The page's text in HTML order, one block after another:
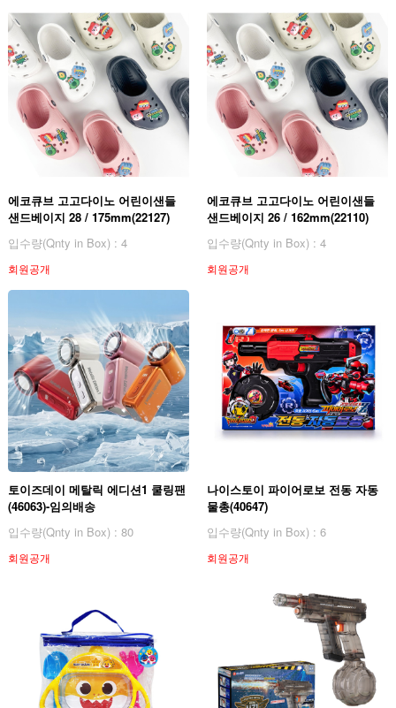
에코큐브 고고다이노 어린이샌들
샌드베이지 28 / 175mm(22127)
입수량(Qnty in Box) : 4
회원공개
에코큐브 고고다이노 어린이샌들
샌드베이지 26 / 162mm(22110)
입수량(Qnty in Box) : 4
회원공개
토이즈데이 메탈릭 에디션1 쿨링팬
(46063)-임의배송
입수량(Qnty in Box) : 80
회원공개
나이스토이 파이어로보 전동 자동
물총(40647)
입수량(Qnty in Box) : 6
회원공개